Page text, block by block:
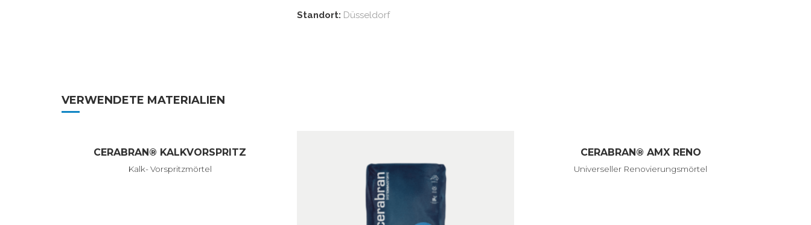
Standort: Düsseldorf
VERWENDETE MATERIALIEN
CERABRAN® KALKVORSPRITZ
Kalk- Vorspritzmörtel
CERABRAN® AMX RENO
Universeller Renovierungsmörtel